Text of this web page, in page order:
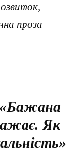
проза
«Бажана
Як